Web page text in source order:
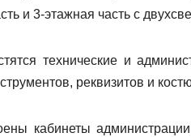
и 3-этажная часть с
технические и
реквизитов и
кабинеты